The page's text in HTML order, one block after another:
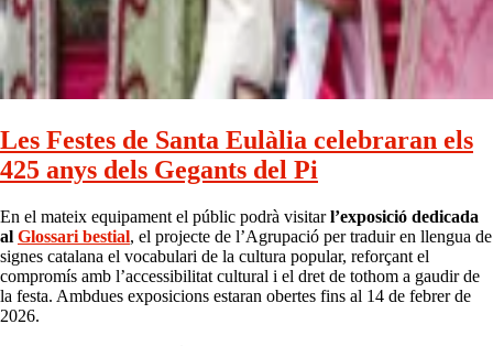
Les Festes de Santa Eulàlia celebraran els
425 anys dels Gegants del Pi
En el mateix equipament el públic podrà visitarl’exposició dedicada
al Glossari bestial, el projecte de l’Agrupació per traduir en llengua de
signes catalana el vocabulari de la cultura popular, reforçant el
compromís amb l’accessibilitat cultural i el dret de tothom a gaudir de
la festa. Ambdues exposicions estaran obertes fins al 14 de febrer de
2026.